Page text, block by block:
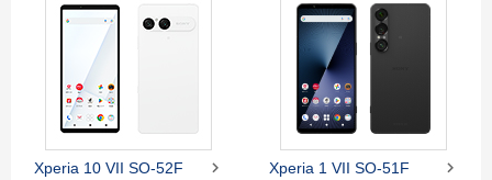
Xperia 10 VII SO-52F  Xperia 1 VII SO-51F 